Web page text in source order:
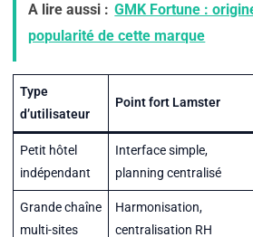
A lire aussi : GMK Fortune :
popularité de cette marque
Type
d’utilisateur
Point fort Lamster
Petit hôtel
indépendant
Interface simple,
planning centralisé
Grande chaîne
multi-sites
Harmonisation,
centralisation RH